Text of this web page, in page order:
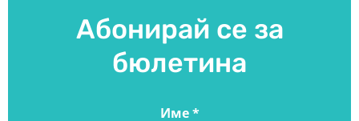
Абонирай се за
бюлетина
Име*